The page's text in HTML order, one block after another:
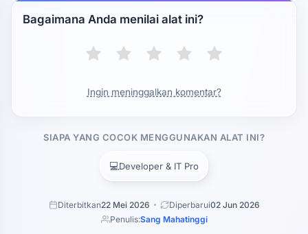
Bagaimana Anda menilai alat ini?
Ingin meninggalkan komentar?
SIAPA YANG COCOK MENGGUNAKAN ALAT INI?
💻Developer & IT Pro
Diterbitkan22 Mei 2026 Diperbarui02 Jun 2026
Penulis:Sang Mahatinggi